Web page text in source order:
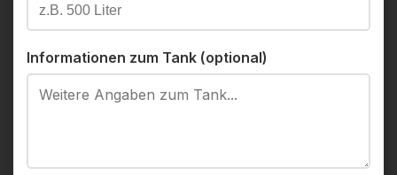
Informationen zum Tank (optional)